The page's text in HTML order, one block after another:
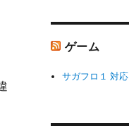
ゲーム
サガフロ１ 対応